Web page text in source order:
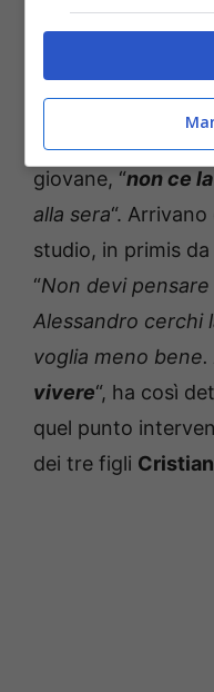
La Di Pietro ha
una rivolta e un
figlio. “
giovane, “non ce
alla sera“.
studio, in primis
“Non devi
Alessandro cerchi
voglia meno bene.
vivere“, ha così
quel punto
dei tre figli Cristian